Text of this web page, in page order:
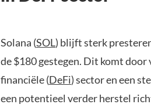
Solana (SOL) blijft sterk
de $180 gestegen. Dit komt
financiële (DeFi) sector en een
een potentieel verder herstel